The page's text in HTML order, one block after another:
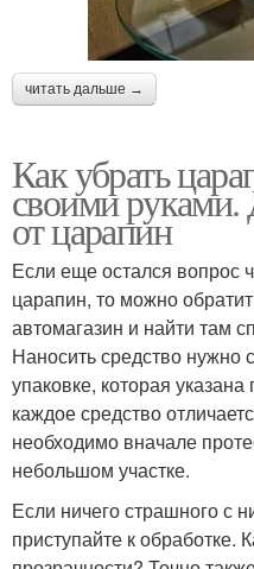
читать дальше →
Как убрать
своими руками.
от царапин
Если еще остался вопрос
царапин, то можно
автомагазин и найти там
Наносить средство нужно
упаковке, которая
каждое средство
необходимо вначале
небольшом участке.
Если ничего страшного с
приступайте к обработке.